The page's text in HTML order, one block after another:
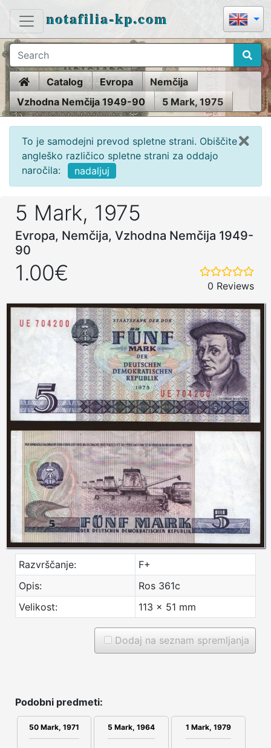
notafilia-kp.com
HomeCatalog Evropa
Nemčija
Vzhodna Nemčija 1949-90
5 Mark, 1975
To je samodejni prevod spletne strani. Obiščite
angleško različico spletne strani za oddajo
naročila:
nadaljuj
5 Mark, 1975
Evropa, Nemčija, Vzhodna Nemčija 1949-
90
1.00€
0 Reviews
Razvrščanje:
F+
Opis:
Ros 361c
Velikost:
113 x 51 mm
Dodaj na seznam spremljanja
Podobni predmeti:
50 Mark, 1971 5 Mark, 1964 1 Mark, 1979